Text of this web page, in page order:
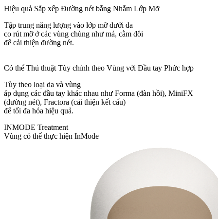
Hiệu quả Sắp xếp Đường nét bằng Nhắm Lớp Mỡ
Tập trung năng lượng vào lớp mỡ dưới da
co rút mỡ ở các vùng chùng như má, cằm đôi
để cải thiện đường nét.
Có thể Thủ thuật Tùy chỉnh theo Vùng với Đầu tay Phức hợp
Tùy theo loại da và vùng
áp dụng các đầu tay khác nhau như Forma (đàn hồi), MiniFX
(đường nét), Fractora (cải thiện kết cấu)
để tối đa hóa hiệu quả.
INMODE Treatment
Vùng có thể thực hiện InMode